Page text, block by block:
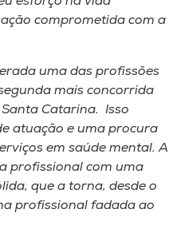
comprometida com a
uma das profissões
mais concorrida
Catarina. Isso
atuação e uma procura
em saúde mental. A
profissional com uma
que a torna, desde o
profissional fadada ao